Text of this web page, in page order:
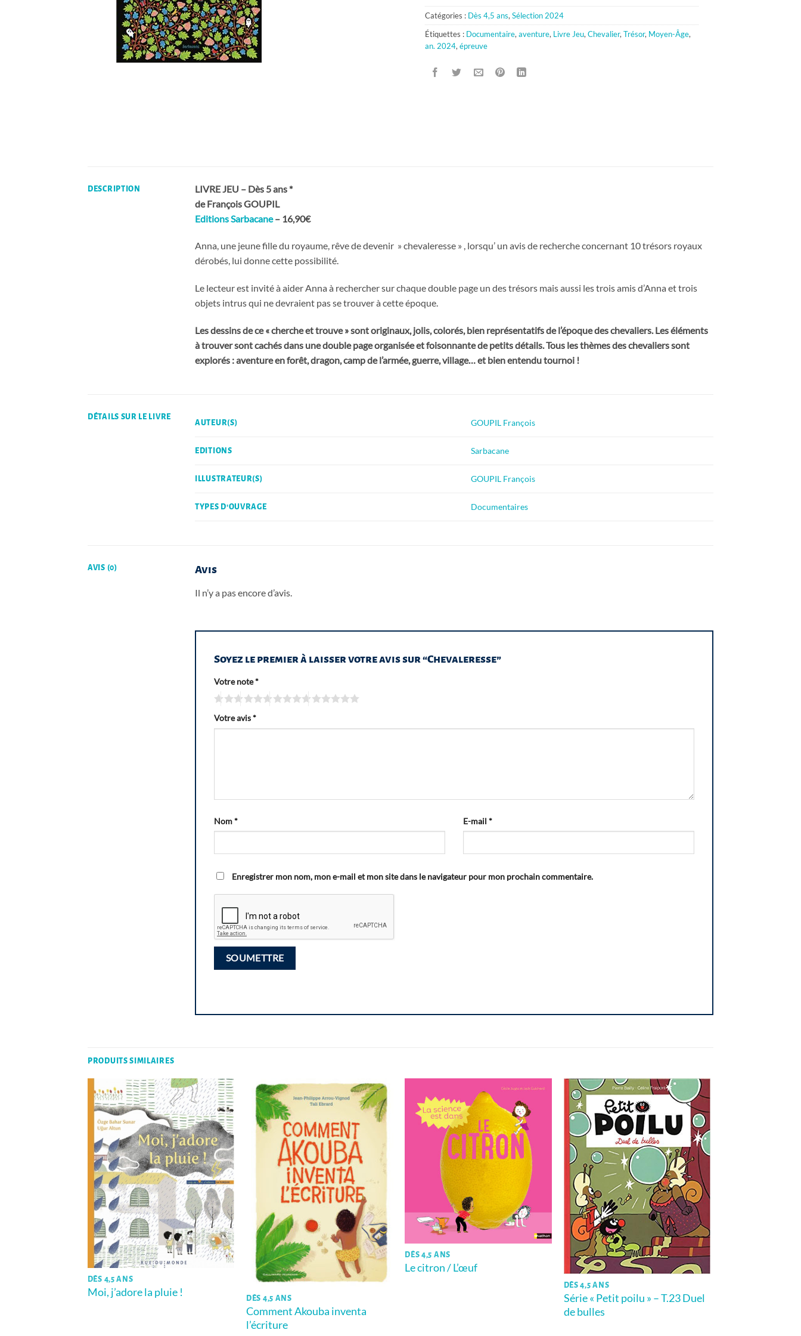
Catégories : Dès 4,5 ans, Sélection 2024
Étiquettes : Documentaire, aventure, Livre Jeu, Chevalier, Trésor, Moyen-Âge,
an. 2024, épreuve
DESCRIPTION
LIVRE JEU – Dès 5 ans *
de François GOUPIL
Editions Sarbacane– 16,90€
Anna, une jeune fille du royaume, rêve de devenir » chevaleresse » , lorsqu’ un avis de recherche concernant 10 trésors royaux
dérobés, lui donne cette possibilité.
Le lecteur est invité à aider Anna à rechercher sur chaque double page un des trésors mais aussi les trois amis d’Anna et trois
objets intrus qui ne devraient pas se trouver à cette époque.
Les dessins de ce « cherche et trouve » sont originaux, jolis, colorés, bien représentatifs de l’époque des chevaliers. Les éléments
à trouver sont cachés dans une double page organisée et foisonnante de petits détails. Tous les thèmes des chevaliers sont
explorés : aventure en forêt, dragon, camp de l’armée, guerre, village… et bien entendu tournoi !
DÉTAILS SUR LE LIVRE
AUTEUR(S) GOUPIL François
EDITIONS Sarbacane
ILLUSTRATEUR(S) GOUPIL François
TYPES D'OUVRAGE Documentaires
AVIS (0) Avis
Il n’y a pas encore d’avis.
Soyez le premier à laisser votre avis sur “Chevaleresse”
Votre note*
Votre avis*
Nom* E-mail *
Enregistrer mon nom, mon e-mail et mon site dans le navigateur pour mon prochain commentaire.
PRODUITS SIMILAIRES
DÈS 4,5 ANS
Moi, j’adore la pluie !
DÈS 4,5 ANS
Comment Akouba inventa
l’écriture
DÈS 4,5 ANS
Le citron / L’œuf
DÈS 4,5 ANS
Série « Petit poilu » – T.23 Duel
de bulles